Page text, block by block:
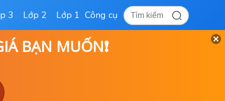
3 Lớp 2 Lớp 1 Công cụ
BẠN MUỐN❗